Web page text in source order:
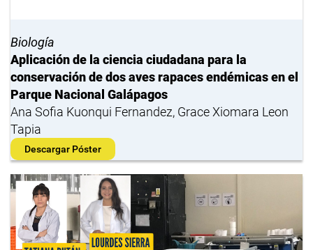
Biología
Aplicación de la ciencia ciudadana para la
conservación de dos aves rapaces endémicas en el
Parque Nacional Galápagos
Ana Sofia Kuonqui Fernandez, Grace Xiomara Leon
Tapia
Descargar Póster